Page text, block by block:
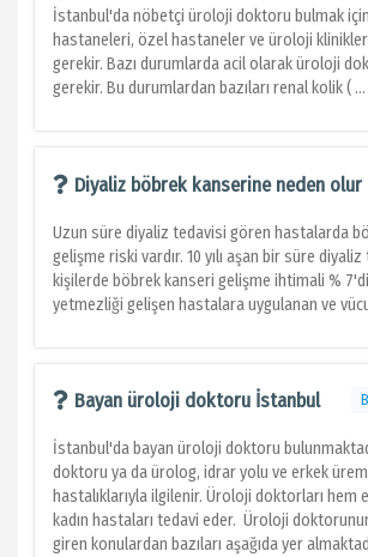
İstanbul'da nöbetçi üroloji doktoru bulmak
hastaneleri, özel hastaneler ve üroloji
gerekir. Bazı durumlarda acil olarak üroloji
gerekir. Bu durumlardan bazıları renal kolik ( ...
Diyaliz böbrek kanserine neden olur
Uzun süre diyaliz tedavisi gören hastalarda
gelişme riski vardır. 10 yılı aşan bir süre
kişilerde böbrek kanseri gelişme ihtimali %
yetmezliği gelişen hastalara uygulanan ve
Bayan üroloji doktoru İstanbul
İstanbul'da bayan üroloji doktoru
doktoru ya da ürolog, idrar yolu ve erkek
hastalıklarıyla ilgilenir. Üroloji doktorları hem
kadın hastaları tedavi eder. Üroloji
giren konulardan bazıları aşağıda yer